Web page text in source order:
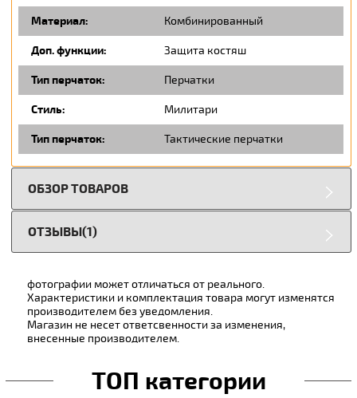
Материал: Комбинированный
Доп. функции: Защита костяш
Тип перчаток: Перчатки
Стиль: Милитари
Тип перчаток: Тактические перчатки
ОБЗОР ТОВАРОВ
ОТЗЫВЫ(1)
фотографии может отличаться от реального.
Характеристики и комплектация товара могут изменятся
производителем без уведомления.
Магазин не несет ответсвенности за изменения,
внесенные производителем.
ТОП категории